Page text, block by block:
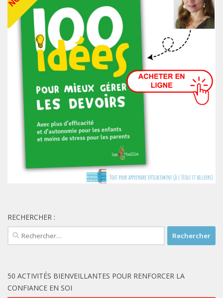
RECHERCHER :
Rechercher :
50 ACTIVITÉS BIENVEILLANTES POUR RENFORCER LA
CONFIANCE EN SOI